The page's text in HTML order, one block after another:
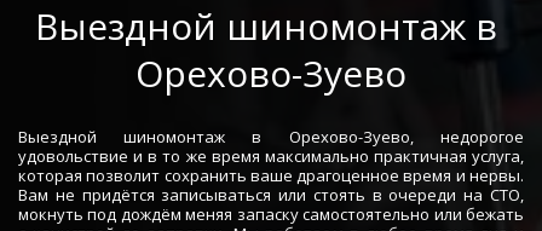
­­­­Выездной шиномонтаж в
Орехово-Зуево
Выездной шиномонтаж в Орехово-Зуево, недорогое
удовольствие и в то же время максимально практичная услуга,
которая позволит сохранить ваше драгоценное время и нервы.
Вам не придётся записываться или стоять в очереди на СТО,
мокнуть под дождём меняя запаску самостоятельно или бежать